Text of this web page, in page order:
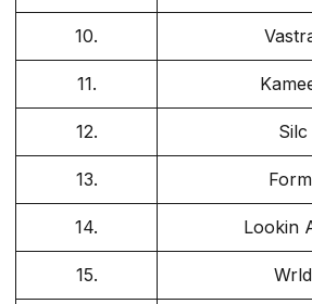
10.
11.
12. Silc
13.
14. Lookin
15. Wrld